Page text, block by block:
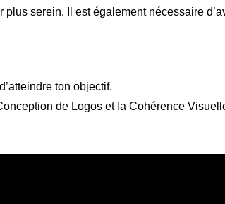
serein. Il est également nécessaire
ton objectif.
de Logos et la Cohérence